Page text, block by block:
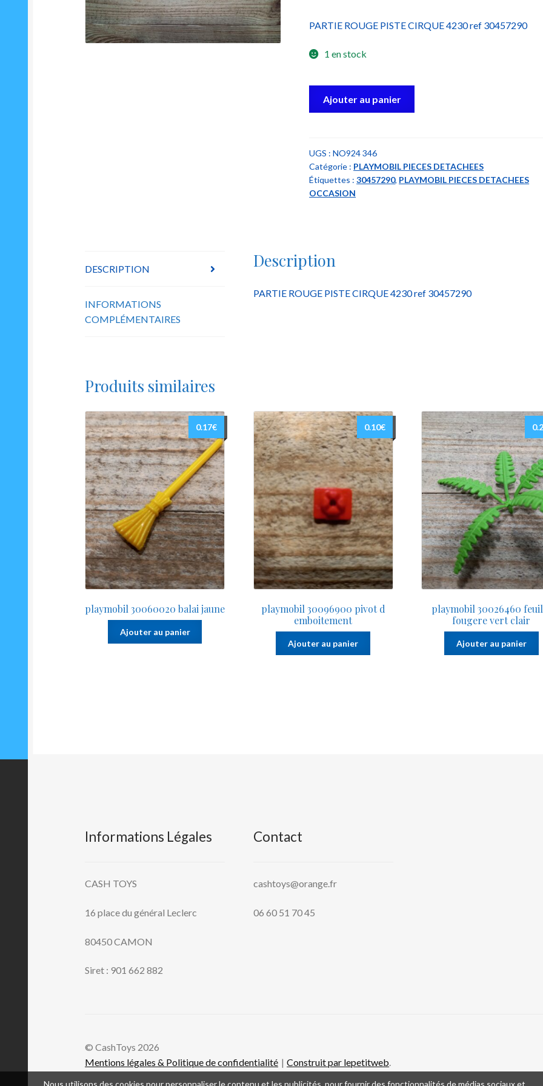
PARTIE ROUGE PISTE CIRQUE 4230 ref 30457290
1 en stock
partie
piste
cirque
Ajouter au panier
UGS :NO924 346
Catégorie : PLAYMOBIL PIECES DETACHEES
Étiquettes :30457290, PLAYMOBIL PIECES DETACHEES
OCCASION
DESCRIPTION
INFORMATIONS
COMPLÉMENTAIRES
Description
PARTIE ROUGE PISTE CIRQUE 4230 ref 30457290
Produits similaires
playmobil 30060020 balai jaune
0.17€
Ajouter au panier
playmobil 30096900 pivot d
emboitement
0.10€
Ajouter au panier
playmobil 30026460
fougere vert clair
Ajouter au panier
Informations Légales
CASH TOYS
16 place du général Leclerc
80450 CAMON
Siret : 901 662 882
Contact
cashtoys@orange.fr
06 60 51 70 45
© CashToys 2026
Mentions légales & Politique de confidentialité
Construit par lepetitweb.
Nous utilisons des cookies pour personnaliser le contenu et les publicités, pour fournir des fonctionnalités de médias sociaux et